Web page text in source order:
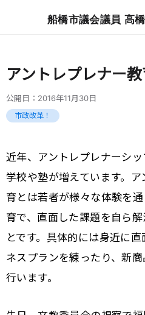
船橋市議会議員 高
アントレプレナー教
公開日： 2016年11月30日
市政改革！
近年、アントレプレナーシ
学校や塾が増えています。
育とは若者が様々な体験を
育で、直面した課題を自ら
とです。具体的には身近に
ネスプランを練ったり、新
行います。